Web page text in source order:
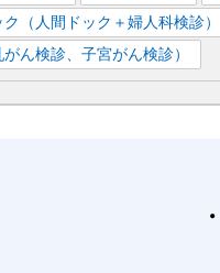
（人間ドック＋婦人科検診）
ん検診、子宮がん検診）